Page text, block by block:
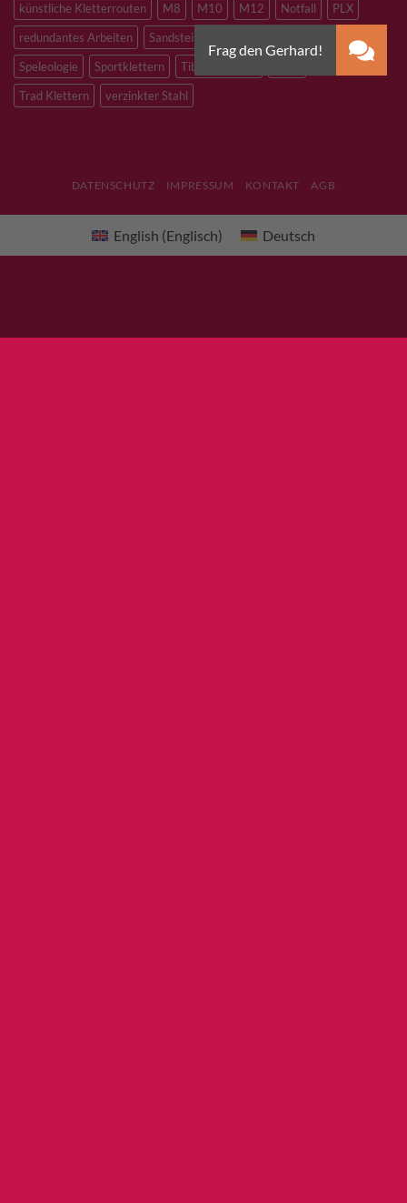
künstliche Kletterrouten
M8 M10 M12 Notfall
PLX
redundantes Arbeiten
Sandstein
Speleologie
Sportklettern Tibetan Bridge
Trad Klettern
verzinkter Stahl
DATENSCHUTZ IMPRESSUM KONTAKT AGB
English (Englisch) Deutsch